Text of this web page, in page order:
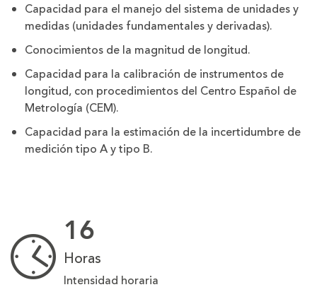
Capacidad para el manejo del sistema de unidades y
medidas (unidades fundamentales y derivadas).
Conocimientos de la magnitud de longitud.
Capacidad para la calibración de instrumentos de
longitud, con procedimientos del Centro Español de
Metrología (CEM).
Capacidad para la estimación de la incertidumbre de
medición tipo A y tipo B.
16
Horas
Intensidad horaria